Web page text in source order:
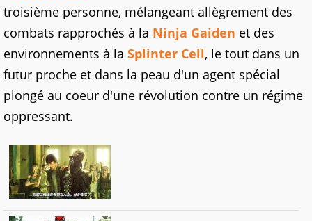
troisième personne, mélangeant allègrement des
combats rapprochés à la Ninja Gaiden et des
environnements à la Splinter Cell, le tout dans un
futur proche et dans la peau d'un agent spécial
plongé au coeur d'une révolution contre un régime
oppressant.